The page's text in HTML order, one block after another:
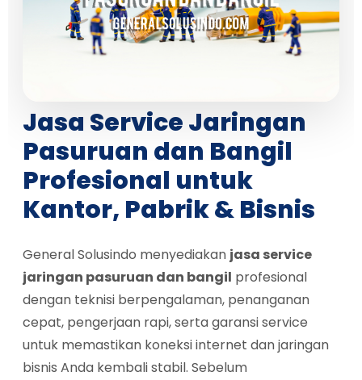
Jasa Service Jaringan
Pasuruan dan Bangil
Profesional untuk
Kantor, Pabrik & Bisnis
General Solusindo menyediakan jasa service
jaringan pasuruan dan bangil profesional
dengan teknisi berpengalaman, penanganan
cepat, pengerjaan rapi, serta garansi service
untuk memastikan koneksi internet dan jaringan
bisnis Anda kembali stabil. Sebelum